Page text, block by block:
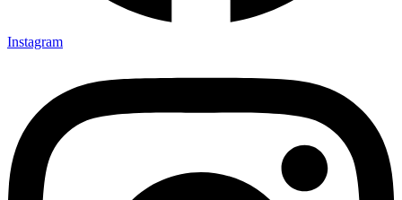
Instagram